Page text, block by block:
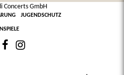
Concerts GmbH
JUGENDSCHUTZ